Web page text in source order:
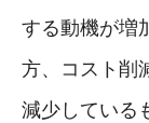
する動機が増
方、コスト削
減少している